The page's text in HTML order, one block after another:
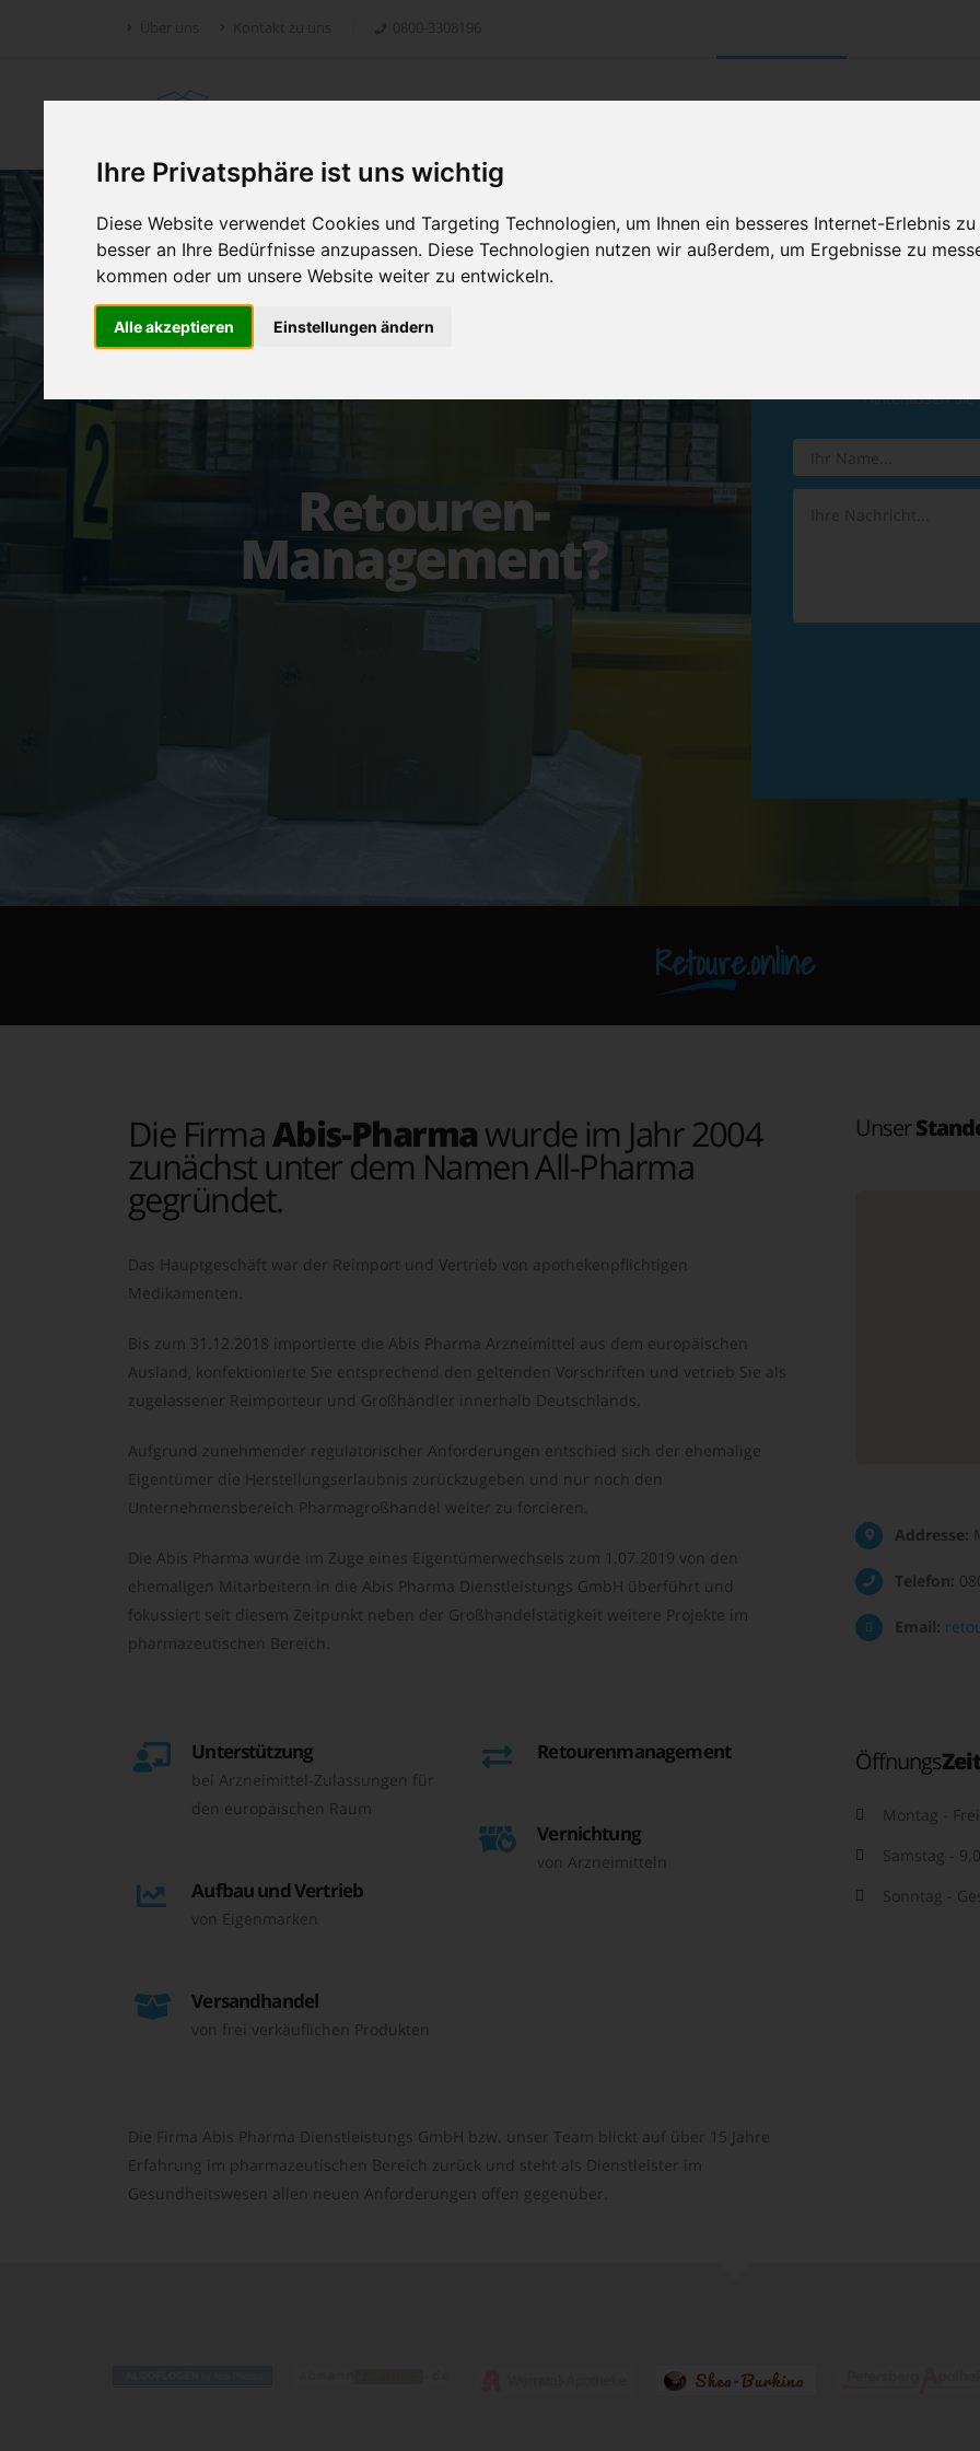
Ihre Privatsphäre ist uns wichtig
Diese Website verwendet Cookies und Targeting Technologien, um Ihnen ein besseres Internet-Erlebnis
besser an Ihre Bedürfnisse anzupassen. Diese Technologien nutzen wir außerdem, um Ergebnisse zu
kommen oder um unsere Website weiter zu entwickeln.
Alle akzeptieren Einstellungen ändern
Retoure.online
Retouren-
Management?
Hinterlassen
Retoure.online
Die FirmaAbis-Pharmawurde im Jahr 2004
zunächst unter dem Namen All-Pharma
gegründet.
Das Hauptgeschäft war der Reimport und Vertrieb von apothekenpflichtigen
Medikamenten.
Bis zum 31.12.2018 importierte die Abis Pharma Arzneimittel aus dem europäischen
Ausland, konfektionierte Sie entsprechend den geltenden Vorschriften und vetrieb Sie als
zugelassener Reimporteur und Großhändler innerhalb Deutschlands.
Aufgrund zunehmender regulatorischer Anforderungen entschied sich der ehemalige
Eigentümer die Herstellungserlaubnis zurückzugeben und nur noch den
Unternehmensbereich Pharmagroßhandel weiter zu forcieren.
Die Abis Pharma wurde im Zuge eines Eigentümerwechsels zum 1.07.2019 von den
ehemaligen Mitarbeitern in die Abis Pharma Dienstleistungs GmbH überführt und
fokussiert seit diesem Zeitpunkt neben der Großhandelstätigkeit weitere Projekte im
pharmazeutischen Bereich.
Unterstützung
bei Arzneimittel-Zulassungen für
den europäischen Raum
Aufbau und Vertrieb
von Eigenmarken
Versandhandel
von frei verkäuflichen Produkten
Retourenmanagement
Vernichtung
von Arzneimitteln
Die Firma Abis Pharma Dienstleistungs GmbH bzw. unser Team blickt auf über 15 Jahre
Erfahrung im pharmazeutischen Bereich zurück und steht als Dienstleister im
Gesundheitswesen allen neuen Anforderungen offen gegenüber.
Unser
Addresse:
Telefon:
Email:
Öffnungs
Montag -
Samstag -
Sonntag -